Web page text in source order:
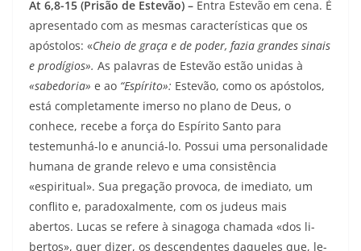
At 6,8-15 (Prisão de Estevão) – Entra Estevão em cena. É
apresentado com as mesmas características que os
apóstolos: «Cheio de graça e de poder, fazia grandes sinais
e prodígios». As palavras de Estevão estão unidas à
«sabedoria» e ao “Espírito»: Estevão, como os apóstolos,
está completamente imerso no plano de Deus, o
conhece, recebe a força do Espírito Santo para
testemunhá-lo e anunciá-lo. Possui uma personalidade
humana de grande relevo e uma consistência
«espiritual». Sua pregação provoca, de imediato, um
conflito e, paradoxalmente, com os judeus mais
abertos. Lucas se refere à sinagoga chamada «dos li­
bertos», quer dizer, os descendentes daqueles que, le­